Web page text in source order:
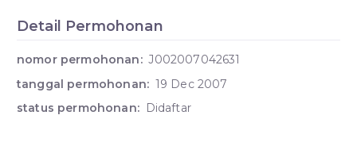
Detail Permohonan
nomor permohonan: J002007042631
tanggal permohonan: 19 Dec 2007
status permohonan: Didaftar